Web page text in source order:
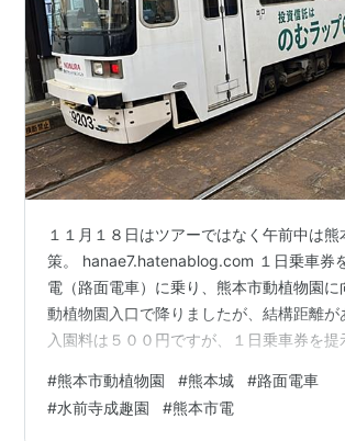
１１月１８日はツアーではなく午前中は熊
策。 hanae7.hatenablog.com １日乗車券
電（路面電車）に乗り、熊本市動植物園に
動植物園入口で降りましたが、結構距離が
入園料は５００円ですが、１日乗車券を提
に行く事があまりなかったので、間近でラ
見るとかなり迫力がありますね、熊は大人
#熊本市動植物園 #熊本城 #路面電車
#水前寺成趣園 #熊本市電